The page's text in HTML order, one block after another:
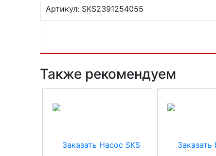
Артикул: SKS2391254055
Также рекомендуем